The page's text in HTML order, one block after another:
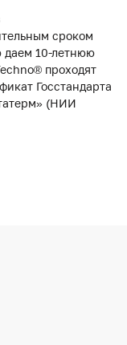
сроком
даем 10-летнюю
проходят
Госстандарта
(НИИ